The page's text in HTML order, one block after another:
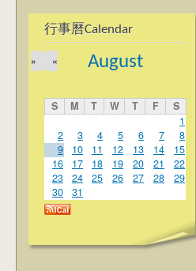
行事曆Calendar
August
«
»
S M T W T F
S
1
2
3 4 5 6 7
8
9
10 11 12 13 14
15
16
17 18 19 20 21
22
23
24 25 26 27 28
29
30
31